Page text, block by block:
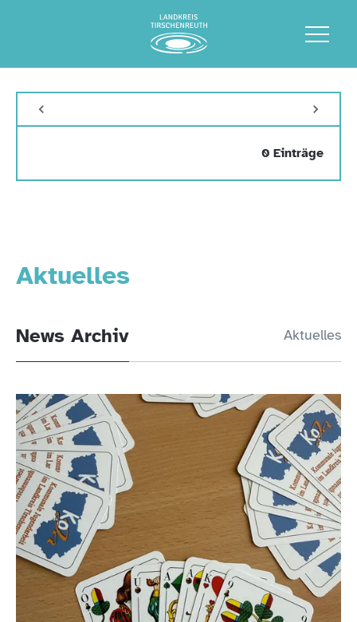
Aktuelles
News Archiv Aktuelles
0 Einträge